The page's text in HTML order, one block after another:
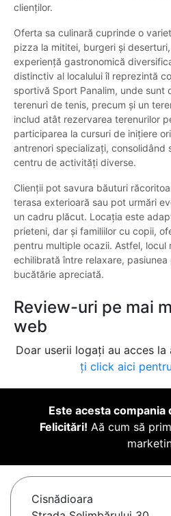
clienților.
Oferta sa culinară cuprinde o
pizza la mititei, burgeri și
experiență gastronomică
distinctiv al localului îl reprezintă
sportivă Sport Panalim, unde sunt
terenuri de tenis, precum și un
includ atât rezervarea terenurilor
participarea la cursuri de inițiere
antrenori specializați, consolidând
centru de activități diverse.
Clienții pot savura băuturi
terasa exterioară sau pot urmări
un cadru plăcut. Locația este
prieteni, dar și familiilor cu copii,
pentru multiple ocazii. Astfel,
echilibrată între relaxare,
bucătărie apreciată.
Review-uri pe mai
web
Doar userii logați au acces la
ți click aici
Este acesta compania
Felicitări! Aă cum să
Cisnădioara